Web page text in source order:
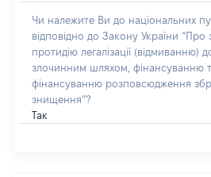
Чи належите Ви до національних
відповідно до Закону України “Про
протидію легалізації (відмиванню)
злочинним шляхом, фінансуванню
фінансуванню розповсюдження
знищення”?
Так